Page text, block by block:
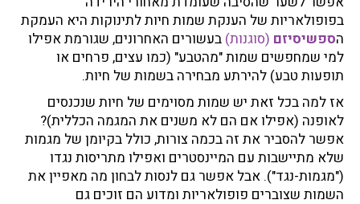
בפופולאריות של הענקת שמות חיות לתינוקות היא העמקת
הספשיסיזם (סוגנות) בעשורים האחרונים, שגורמת אפילו
למי שמחפשים שמות "מהטבע" (כמו עצים, פרחים או
תופעות טבע) להירתע מבחירה בשמות של חיות.
אז למה בכל זאת יש שמות מסוימים של חיות שנכנסים
לאופנה (אפילו אם הם לא משנים את המגמה הכללית)?
אפשר להסביר את זה בכמה צורות, כולל בקיומן של מגמות
שלא מתיישבות עם המיינסטרים ואפילו מתריסות נגדו
("מגמות-נגד"). אבל אפשר גם לנסות לבחון מה מאפיין את
השמות שצוברים פופולאריות ומדוע הם זוכים גם